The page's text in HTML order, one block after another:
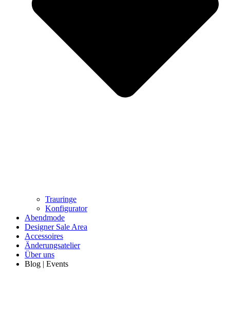
Trauringe
Konfigurator
Abendmode
Designer Sale Area
Accessoires
Änderungsatelier
Über uns
Blog | Events